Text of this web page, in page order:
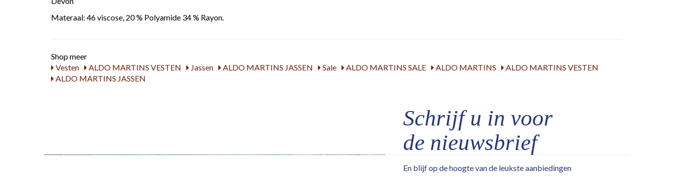
Materaal: 46 viscose, 20 % Polyamide 34 % Rayon.
Shop meer
Vesten
ALDO MARTINS VESTEN Jassen ALDO MARTINS JASSEN Sale ALDO MARTINS SALE ALDO MARTINS
ALDO MARTINS VESTEN
ALDO MARTINS JASSEN
Schrijf u in voor
de nieuwsbrief
En blijf op de hoogte van de leukste aanbiedingen